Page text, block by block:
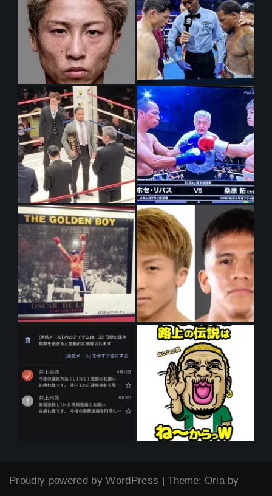
Proudly powered by WordPress | Theme: Oriaby